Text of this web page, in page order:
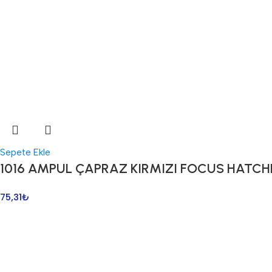
Sepete Ekle
1016 AMPUL ÇAPRAZ KIRMIZI FOCUS
75,31₺